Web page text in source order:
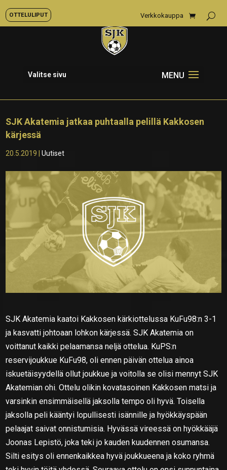
OTTELULIPUT Verkkokauppa
Valitse sivu
SJK Akatemia jatkaa puhtaalla pelillä Kakkosen
kärjessä
20.5.2019 |Uutiset
SJK Akatemia kaatoi Kakkosen kärkiottelussa KuFu98:n 3-1
ja kasvatti johtoaan lohkon kärjessä. SJK Akatemia on
voittanut kaikki pelaamansa neljä ottelua. KuPS:n
reservijoukkue KuFu98, oli ennen päivän ottelua ainoa
iskuetäisyydellä ollut joukkue ja voitolla se olisi mennyt SJK
Akatemian ohi. Ottelu olikin kovatasoinen Kakkosen matsi ja
varsinkin ensimmäisellä jaksolla tempo oli hyvä. Toisella
jaksolla peli kääntyi lopullisesti isännille ja hyökkäyspään
pelaajat saivat onnistumisia. Hyvässä vireessä on hyökkääjä
Joonas Lepistö, joka teki jo kauden kuudennen osumansa.
Silti esitys oli ennenkaikkea hyvä joukkueena ja koko ryhmä